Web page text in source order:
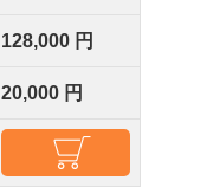
128,000 円
20,000 円